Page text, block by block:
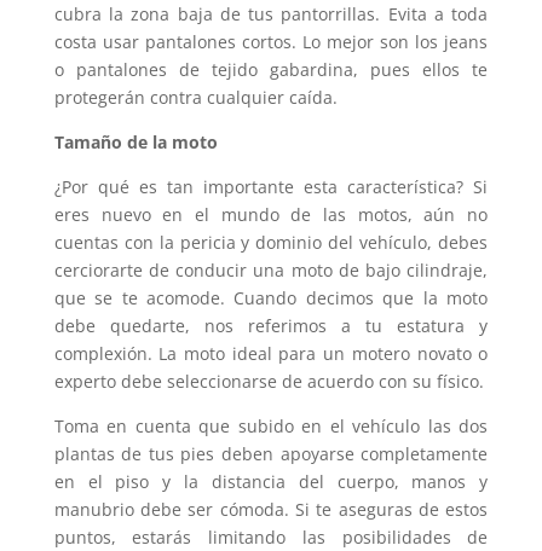
cubra la zona baja de tus pantorrillas. Evita a toda
costa usar pantalones cortos. Lo mejor son los jeans
o pantalones de tejido gabardina, pues ellos te
protegerán contra cualquier caída.
Tamaño de la moto
¿Por qué es tan importante esta característica? Si
eres nuevo en el mundo de las motos, aún no
cuentas con la pericia y dominio del vehículo, debes
cerciorarte de conducir una moto de bajo cilindraje,
que se te acomode. Cuando decimos que la moto
debe quedarte, nos referimos a tu estatura y
complexión. La moto ideal para un motero novato o
experto debe seleccionarse de acuerdo con su físico.
Toma en cuenta que subido en el vehículo las dos
plantas de tus pies deben apoyarse completamente
en el piso y la distancia del cuerpo, manos y
manubrio debe ser cómoda. Si te aseguras de estos
puntos, estarás limitando las posibilidades de